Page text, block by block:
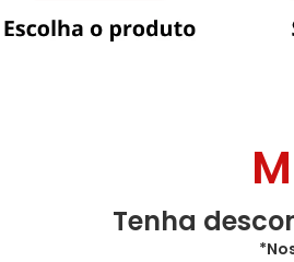
Tenha